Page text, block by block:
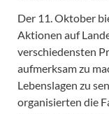
Der 11. Oktober
Aktionen auf
verschiedensten
aufmerksam zu
Lebenslagen zu
organisierten die